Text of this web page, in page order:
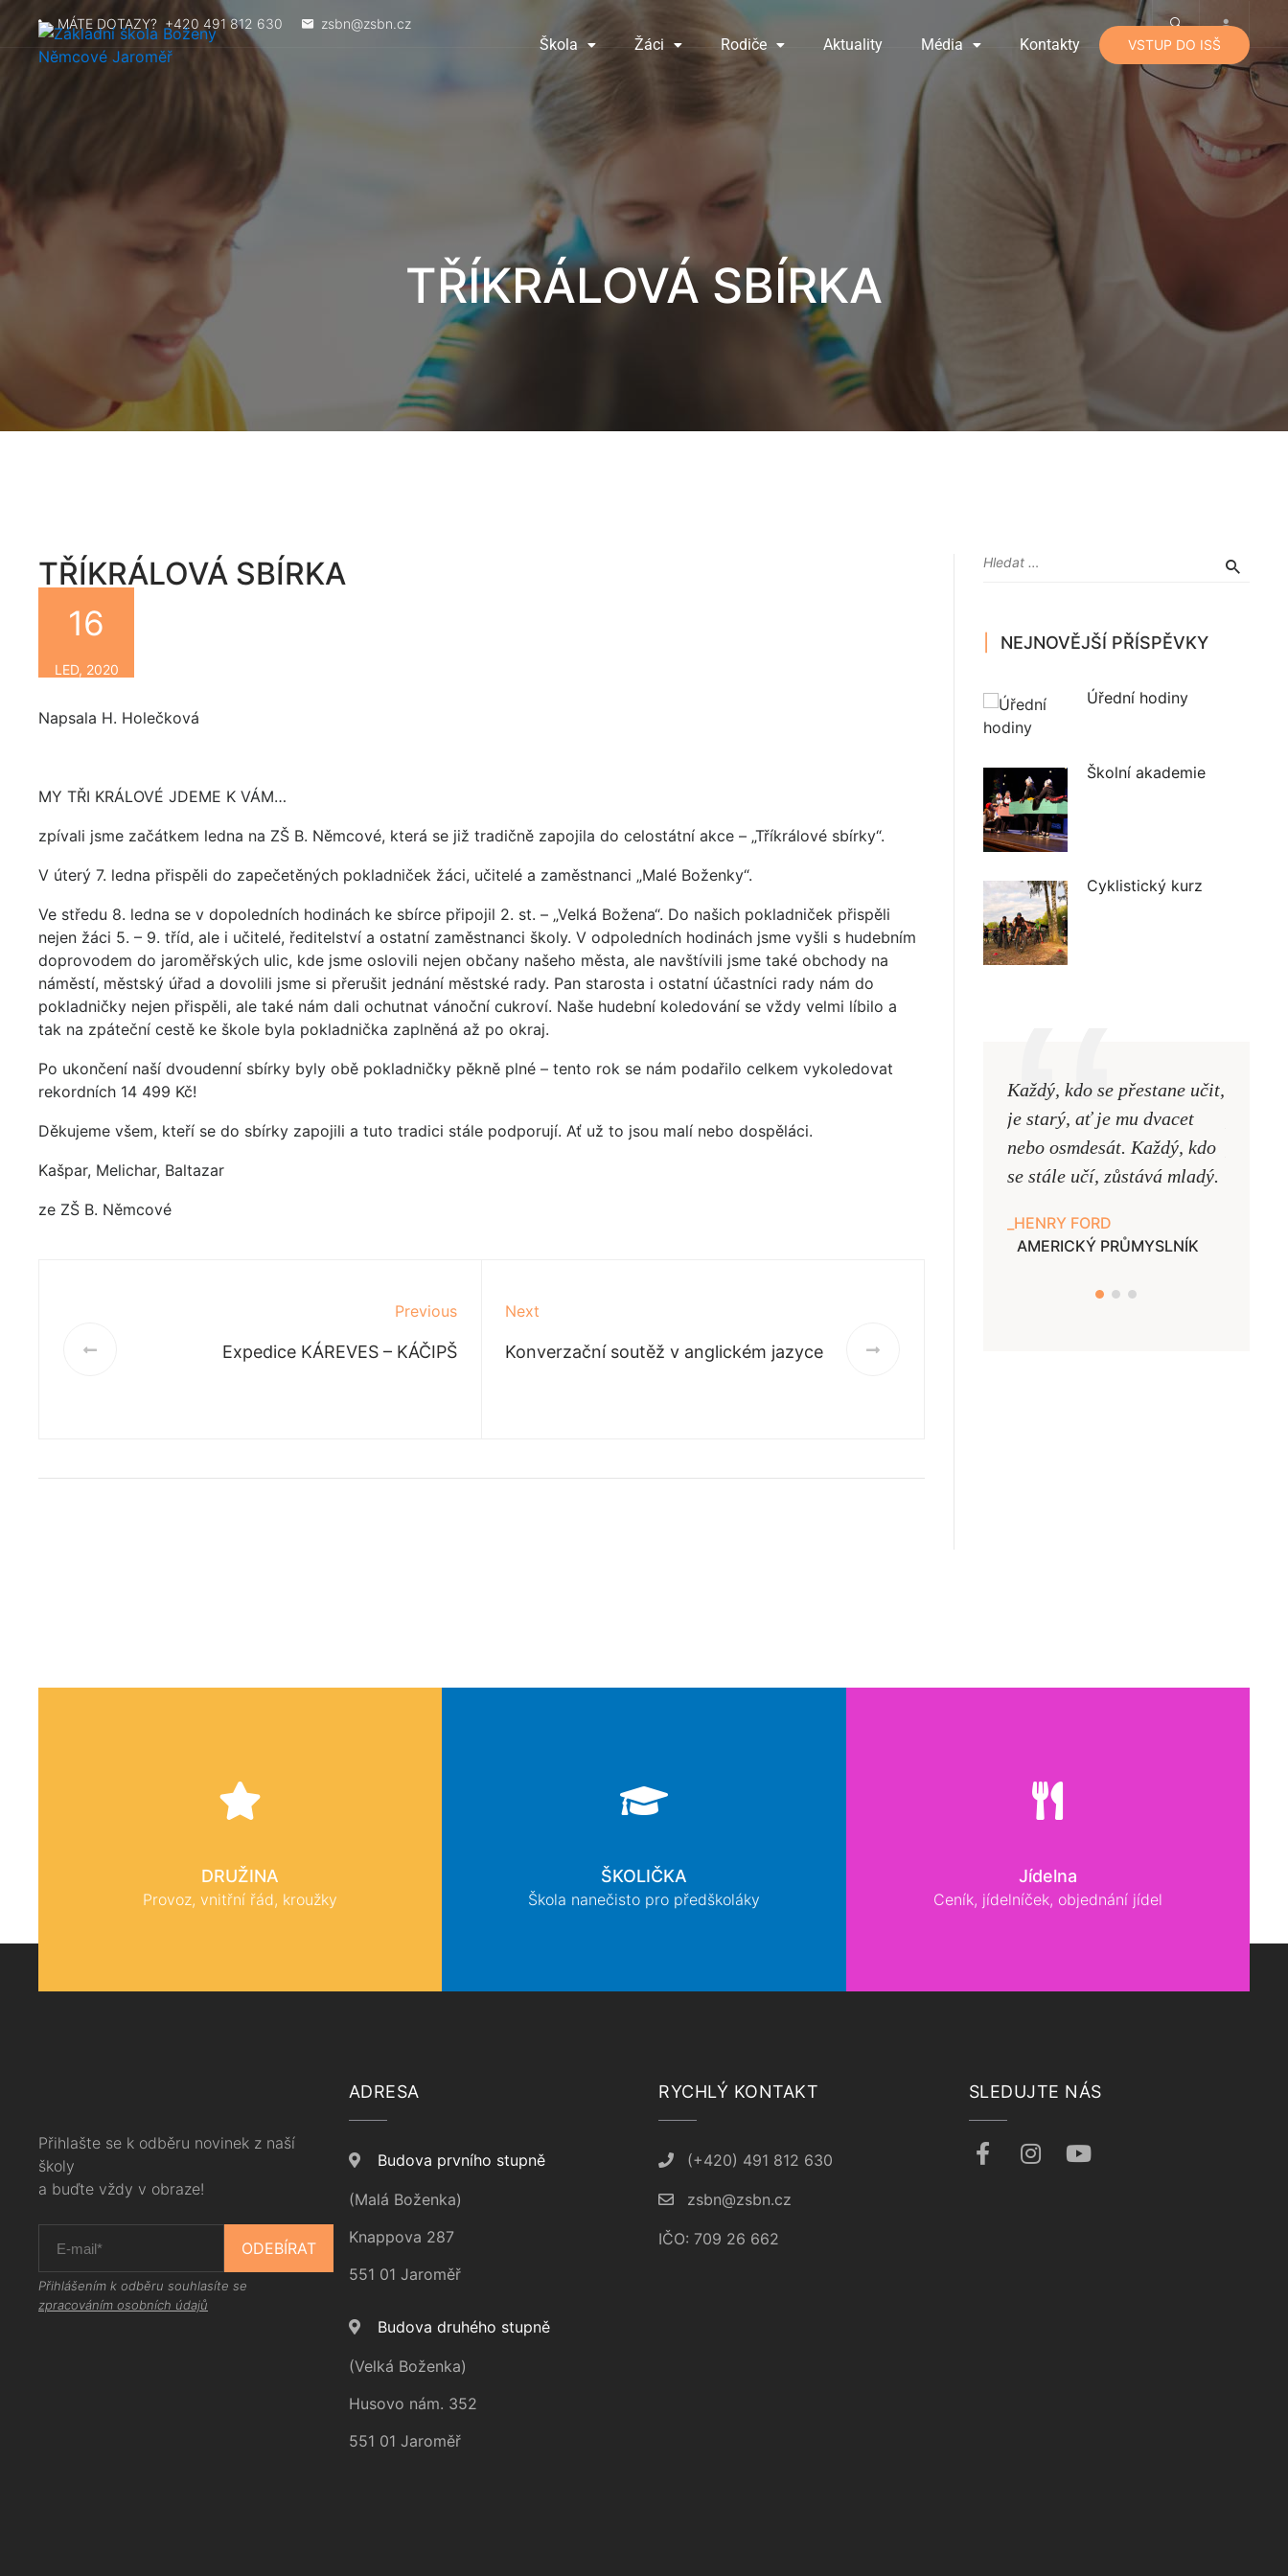
MÁTE DOTAZY? +420 491 812 630 zsbn@zsbn.cz
Škola Žáci Rodiče Aktuality Média Kontakty VSTUP DO ISŠ
TŘÍKRÁLOVÁ SBÍRKA
TŘÍKRÁLOVÁ SBÍRKA
By
16
LED, 2020
Napsala H. Holečková
MY TŘI KRÁLOVÉ JDEME K VÁM…
zpívali jsme začátkem ledna na ZŠ B. Němcové, která se již tradičně zapojila do celostátní akce – „Tříkrálové sbírky“.
V úterý 7. ledna přispěli do zapečetěných pokladniček žáci, učitelé a zaměstnanci „Malé Boženky“.
Ve středu 8. ledna se v dopoledních hodinách ke sbírce připojil 2. st. – „Velká Božena“. Do našich pokladniček přispěli
nejen žáci 5. – 9. tříd, ale i učitelé, ředitelství a ostatní zaměstnanci školy. V odpoledních hodinách jsme vyšli s hudebním
doprovodem do jaroměřských ulic, kde jsme oslovili nejen občany našeho města, ale navštívili jsme také obchody na
náměstí, městský úřad a dovolili jsme si přerušit jednání městské rady. Pan starosta i ostatní účastníci rady nám do
pokladničky nejen přispěli, ale také nám dali ochutnat vánoční cukroví. Naše hudební koledování se vždy velmi líbilo a
tak na zpáteční cestě ke škole byla pokladnička zaplněná až po okraj.
Po ukončení naší dvoudenní sbírky byly obě pokladničky pěkně plné – tento rok se nám podařilo celkem vykoledovat
rekordních 14 499 Kč!
Děkujeme všem, kteří se do sbírky zapojili a tuto tradici stále podporují. Ať už to jsou malí nebo dospěláci.
Kašpar, Melichar, Baltazar
ze ZŠ B. Němcové
Previous
Expedice KÁREVES – KÁČIPŠ
Next
Konverzační soutěž v anglickém jazyce
NEJNOVĚJŠÍ PŘÍSPĚVKY
Úřední hodiny
Školní akademie
Cyklistický kurz
Každý, kdo se přestane učit,
je starý, ať je mu dvacet
nebo osmdesát. Každý, kdo
se stále učí, zůstává mladý.
HENRY FORD
AMERICKÝ PRŮMYSLNÍK
DRUŽINA
Provoz, vnitřní řád, kroužky
ŠKOLIČKA
Škola nanečisto pro předškoláky
Jídelna
Ceník, jídelníček, objednání jídel
Přihlašte se k odběru novinek z naší
školy
a buďte vždy v obraze!
ODEBÍRAT
Přihlášením k odběru souhlasíte se
zpracováním osobních údajů
ADRESA
Budova prvního stupně
(Malá Boženka)
Knappova 287
551 01 Jaroměř
Budova druhého stupně
(Velká Boženka)
Husovo nám. 352
551 01 Jaroměř
RYCHLÝ KONTAKT
(+420) 491 812 630
zsbn@zsbn.cz
IČO: 709 26 662
SLEDUJTE NÁS